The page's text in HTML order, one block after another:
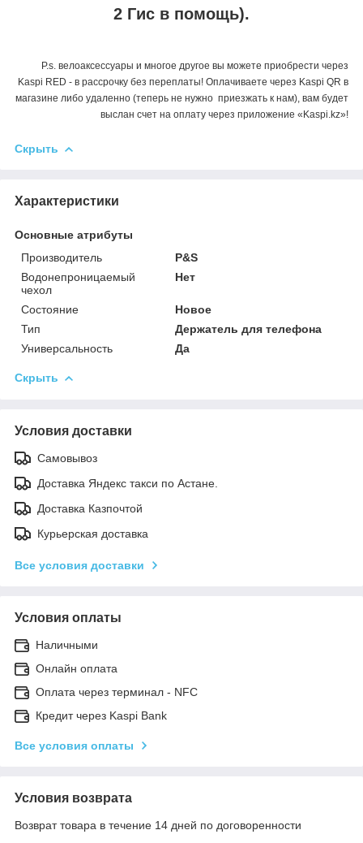
2 Гис в помощь).
P.s. велоаксессуары и многое другое вы можете приобрести через
Kaspi RED - в рассрочку без переплаты! Оплачиваете через Kaspi QR в
магазине либо удаленно (теперь не нужно приезжать к нам), вам будет
выслан счет на оплату через приложение «Kaspi.kz»!
Скрыть
Характеристики
Основные атрибуты
Производитель
P&S
Водонепроницаемый
чехол
Нет
Состояние
Новое
Тип
Держатель для телефона
Универсальность
Да
Скрыть
Условия доставки
Самовывоз
Доставка Яндекс такси по Астане.
Доставка Казпочтой
Курьерская доставка
Все условия доставки
Условия оплаты
Наличными
Онлайн оплата
Оплата через терминал - NFC
Кредит через Kaspi Bank
Все условия оплаты
Условия возврата
Возврат товара в течение 14 дней по договоренности